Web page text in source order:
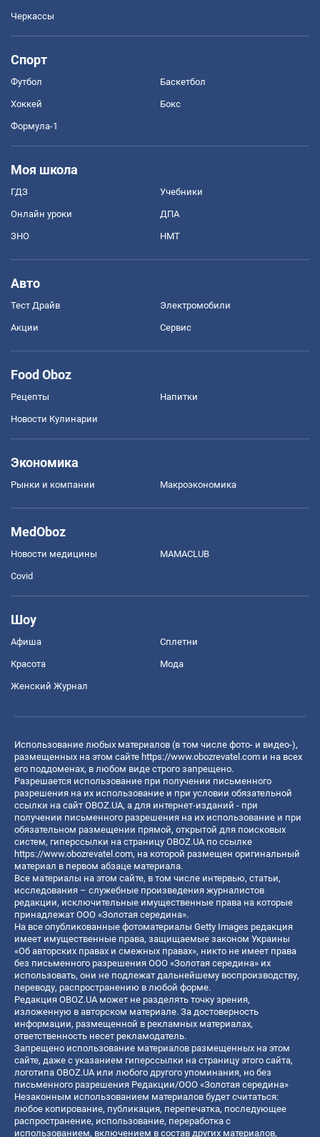
Черкассы
Спорт
Футбол Баскетбол
Хоккей Бокс
Формула-1
Моя школа
ГДЗ Учебники
Онлайн уроки ДПА
ЗНО НМТ
Авто
Тест Драйв Электромобили
Акции Сервис
Food Oboz
Рецепты Напитки
Новости Кулинарии
Экономика
Рынки и компании Mакроэкономика
MedOboz
Новости медицины MAMACLUB
Covid
Шоу
Афиша Сплетни
Красота Мода
Женский Журнал
Использование любых материалов (в том числе фото- и видео-),
размещенных на этом сайте https://www.obozrevatel.com и на всех
его поддоменах, в любом виде строго запрещено.
Разрешается использование при получении письменного
разрешения на их использование и при условии обязательной
ссылки на сайт OBOZ.UA, а для интернет-изданий - при
получении письменного разрешения на их использование и при
обязательном размещении прямой, открытой для поисковых
систем, гиперссылки на страницу OBOZ.UA по ссылке
https://www.obozrevatel.com, на которой размещен оригинальный
материал в первом абзаце материала.
Все материалы на этом сайте, в том числе интервью, статьи,
исследования – служебные произведения журналистов
редакции, исключительные имущественные права на которые
принадлежат ООО «Золотая середина».
На все опубликованные фотоматериалы Getty Images редакция
имеет имущественные права, защищаемые законом Украины
«Об авторских правах и смежных правах», никто не имеет права
без письменного разрешения ООО «Золотая середина» их
использовать, они не подлежат дальнейшему воспроизводству,
переводу, распространению в любой форме.
Редакция OBOZ.UA может не разделять точку зрения,
изложенную в авторском материале. За достоверность
информации, размещенной в рекламных материалах,
ответственность несет рекламодатель.
Запрещено использование материалов размещенных на этом
сайте, даже с указанием гиперссылки на страницу этого сайта,
логотипа OBOZ.UA или любого другого упоминания, но без
письменного разрешения Редакции/ООО «Золотая середина»
Незаконным использованием материалов будет считаться:
любое копирование, публикация, перепечатка, последующее
распространение, использование, переработка с
использованием, включением в состав других материалов,